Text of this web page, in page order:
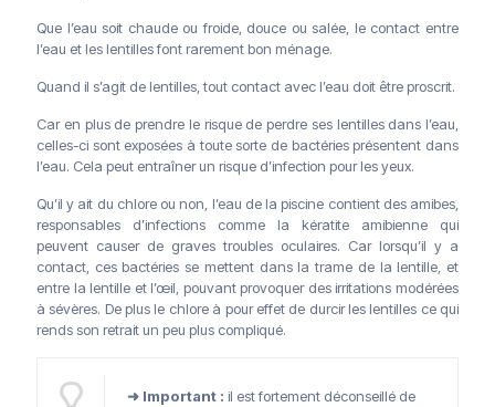
Que l’eau soit chaude ou froide, douce ou salée, le contact entre
l’eau et les lentilles font rarement bon ménage.
Quand il s’agit de lentilles, tout contact avec l’eau doit être proscrit.
Car en plus de prendre le risque de perdre ses lentilles dans l’eau,
celles-ci sont exposées à toute sorte de bactéries présentent dans
l’eau. Cela peut entraîner un risque d’infection pour les yeux.
Qu’il y ait du chlore ou non, l’eau de la piscine contient des amibes,
responsables d’infections comme la kératite amibienne qui
peuvent causer de graves troubles oculaires. Car lorsqu’il y a
contact, ces bactéries se mettent dans la trame de la lentille, et
entre la lentille et l’œil, pouvant provoquer des irritations modérées
à sévères. De plus le chlore à pour effet de durcir les lentilles ce qui
rends son retrait un peu plus compliqué.
➜ Important : il est fortement déconseillé de